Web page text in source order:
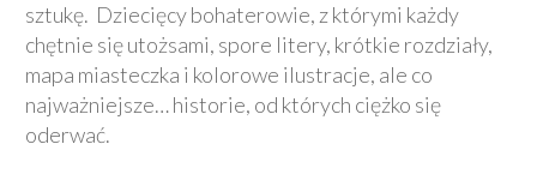
sztukę. Dziecięcy bohaterowie, z którymi każdy
chętnie się utożsami, spore litery, krótkie rozdziały,
mapa miasteczka i kolorowe ilustracje, ale co
najważniejsze… historie, od których ciężko się
oderwać.